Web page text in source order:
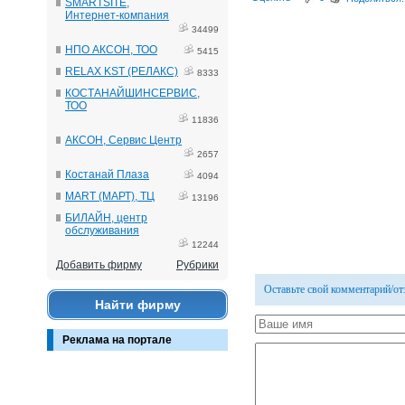
SMARTSITE,
Интернет-компания
34499
НПО АКСОН, ТОО 5415
RELAX KST (РЕЛАКС) 8333
КОСТАНАЙШИНСЕРВИС,
ТОО
11836
АКСОН, Сервис Центр
2657
Костанай Плаза 4094
MART (МАРТ), ТЦ 13196
БИЛАЙН, центр
обслуживания
12244
Добавить фирму Рубрики
Найти фирму
Реклама на портале
Оставьте свой комментарий/